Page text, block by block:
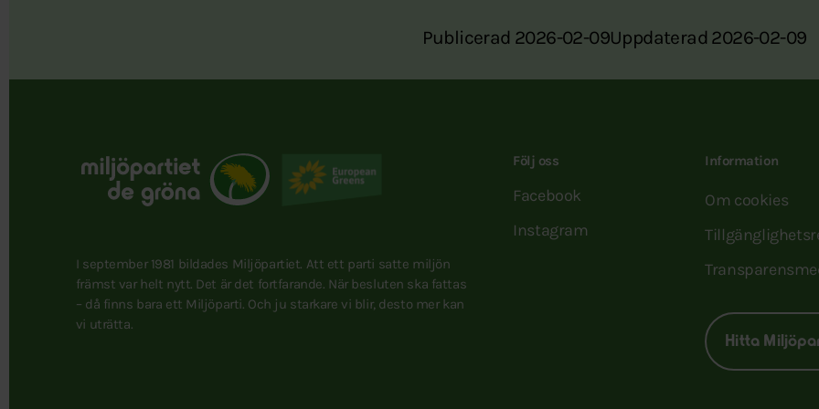
Publicerad 2026-02-09Uppdaterad 2026-02-09
I september 1981 bildades Miljöpartiet. Att ett parti satte miljön
främst var helt nytt. Det är det fortfarande. När besluten ska fattas
– då finns bara ett Miljöparti. Och ju starkare vi blir, desto mer kan
vi uträtta.
Följ oss
Facebook
Instagram
Information
Om cookies
Hitta